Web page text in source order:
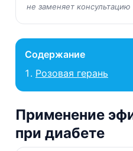
не заменяет консультацию
Содержание
Розовая герань
Применение
при диабете